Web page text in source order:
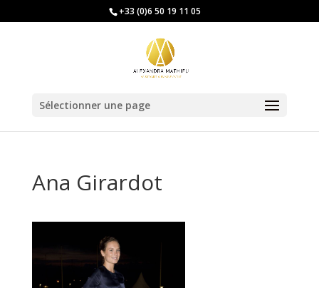
+33 (0)6 50 19 11 05
Sélectionner une page
Ana Girardot